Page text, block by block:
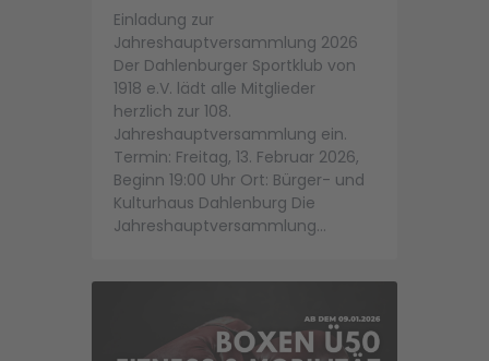
Einladung zur
Jahreshauptversammlung 2026
Der Dahlenburger Sportklub von
1918 e.V. lädt alle Mitglieder
herzlich zur 108.
Jahreshauptversammlung ein.
Termin: Freitag, 13. Februar 2026,
Beginn 19:00 Uhr Ort: Bürger- und
Kulturhaus Dahlenburg Die
Jahreshauptversammlung…